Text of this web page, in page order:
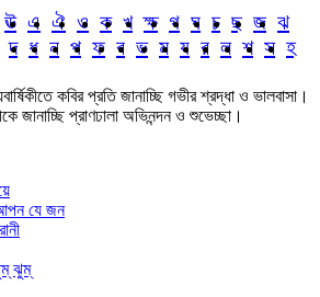
ঊ এ ঐ ও ক খ ক্ষ গ ঘ চ ছ জ ঝ
দ ধ ন প ফ ব ভ ম য র ল শ স হ
কবির প্রতি জানাচ্ছি গভীর শ্রদ্ধা ও ভালবাসা।
জানাচ্ছি প্রাণঢালা অভিনন্দন ও শুভেচ্ছা।
যে জন
ঝুম্